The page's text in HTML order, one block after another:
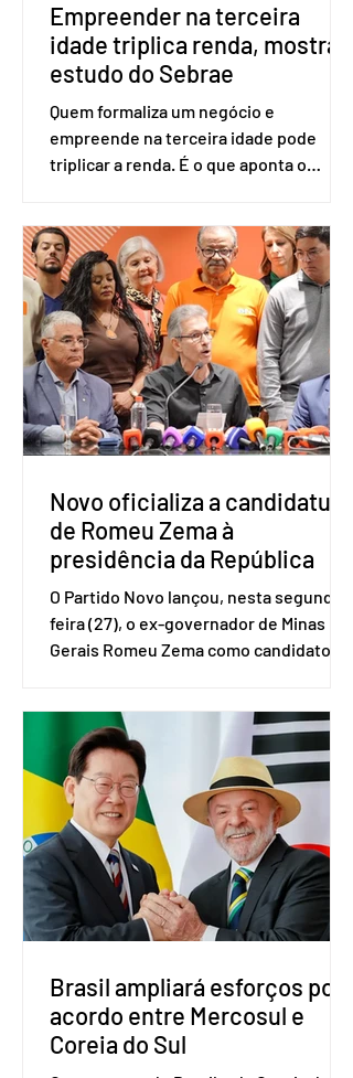
Empreender na terceira
idade triplica renda, mostra
estudo do Sebrae
Quem formaliza um negócio e
empreende na terceira idade pode
triplicar a renda. É o que aponta o
Amostra de Domicílio (PNAD Contínua),
do Serviço Brasileiro de Apoio às Micro
e Pequenas Empresas (Sebrae),
realizado a partir de dados do Instituto
Brasileiro de Geografia e Estatística
(IBGE). O estudo do Sebrae mostra que,
no quarto trimestre de 2025, os
empreendedores 60+ formalizados
atingiram o maior rendime
Novo oficializa a candidatura
de Romeu Zema à
presidência da República
O Partido Novo lançou, nesta segunda-
feira (27), o ex-governador de Minas
Gerais Romeu Zema como candidato à
Brasília. O Novo ainda não definiu quem
vai compor a chapa como candidato a
vice-presidente. A convenção contou
com a presença do presidente nacional
do partido, Eduardo Ribeiro, e do
senador Eduardo Girão, filiado ao Novo
desde fevereiro de 2023. Formado em
administração de empresas pela
Fundaç
Brasil ampliará esforços por
acordo entre Mercosul e
Coreia do Sul